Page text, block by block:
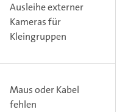
Ausleihe externer
Kameras für
Kleingruppen
Maus oder Kabel
fehlen